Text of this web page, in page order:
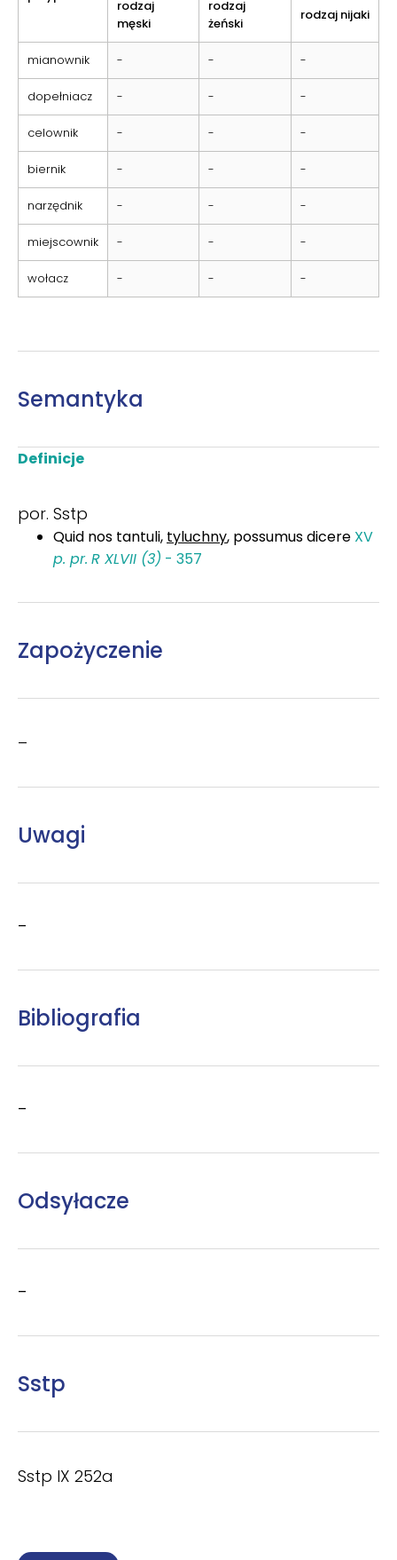
rodzaj
męski
rodzaj
żeński
rodzaj nijaki
mianownik - - -
dopełniacz - - -
celownik - - -
biernik - - -
narzędnik - - -
miejscownik - - -
wołacz - - -
Semantyka
Definicje
por. Sstp
Quid nos tantuli, tyluchny, possumus dicere XV
p. pr. R XLVII (3) - 357
Zapożyczenie
–
Uwagi
–
Bibliografia
–
Odsyłacze
–
Sstp
Sstp IX 252a